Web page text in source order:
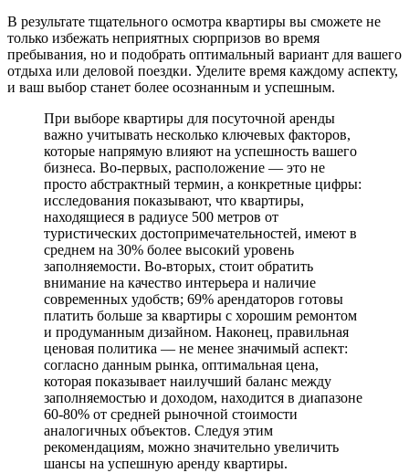
В результате тщательного осмотра квартиры вы сможете не
только избежать неприятных сюрпризов во время
пребывания, но и подобрать оптимальный вариант для вашего
отдыха или деловой поездки. Уделите время каждому аспекту,
и ваш выбор станет более осознанным и успешным.
При выборе квартиры для посуточной аренды
важно учитывать несколько ключевых факторов,
которые напрямую влияют на успешность вашего
бизнеса. Во-первых, расположение — это не
просто абстрактный термин, а конкретные цифры:
исследования показывают, что квартиры,
находящиеся в радиусе 500 метров от
туристических достопримечательностей, имеют в
среднем на 30% более высокий уровень
заполняемости. Во-вторых, стоит обратить
внимание на качество интерьера и наличие
современных удобств; 69% арендаторов готовы
платить больше за квартиры с хорошим ремонтом
и продуманным дизайном. Наконец, правильная
ценовая политика — не менее значимый аспект:
согласно данным рынка, оптимальная цена,
которая показывает наилучший баланс между
заполняемостью и доходом, находится в диапазоне
60-80% от средней рыночной стоимости
аналогичных объектов. Следуя этим
рекомендациям, можно значительно увеличить
шансы на успешную аренду квартиры.